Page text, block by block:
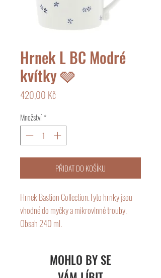
Hrnek L BC Modré
kvítky 🩶
420,00 KčCena
Množství*
PŘIDAT DO KOŠÍKU
Hrnek Bastion Collection.Tyto hrnky jsou
vhodné do myčky a mikrovlnné trouby.
Obsah 240 ml.
Collection vyrábí především keramické
kuchyňské nádobí v jednoduchém designu.
MOHLO BY SE